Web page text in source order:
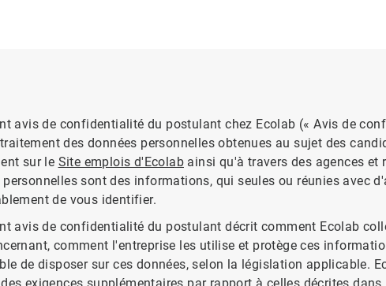
avis de confidentialité du postulant chez Ecolab (« Avis de
des données personnelles obtenues au sujet des
sur le Site emplois d'Ecolab ainsi qu'à travers des agences et
personnelles sont des informations, qui seules ou réunies avec
de vous identifier.
avis de confidentialité du postulant décrit comment Ecolab
comment l'entreprise les utilise et protège ces
de disposer sur ces données, selon la législation applicable.